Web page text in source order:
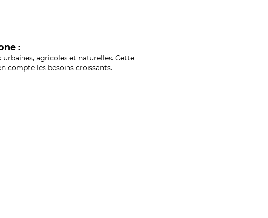
:
agricoles et naturelles. Cette
compte les besoins croissants.